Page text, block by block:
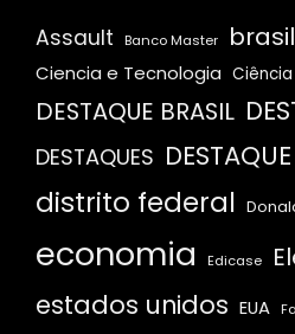
Assault Banco Master brasil
Ciencia e Tecnologia Ciência
DESTAQUE BRASIL
DESTAQUES
distrito federal
economia Edicase
estados unidos EUA